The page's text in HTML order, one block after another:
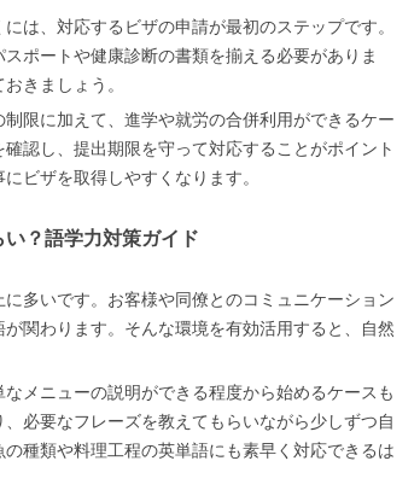
は、対応するビザの申請が最初のステップです。
ポートや健康診断の書類を揃える必要がありま
きましょう。
限に加えて、進学や就労の合併利用ができるケー
認し、提出期限を守って対応することがポイント
ビザを取得しやすくなります。
？語学力対策ガイド
多いです。お客様や同僚とのコミュニケーション
関わります。そんな環境を有効活用すると、自然
メニューの説明ができる程度から始めるケースも
必要なフレーズを教えてもらいながら少しずつ自
種類や料理工程の英単語にも素早く対応できるは